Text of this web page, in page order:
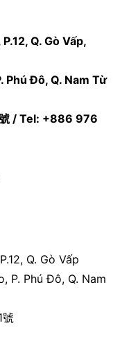
Q. Gò Vấp,
Phú Đô, Q. Nam Từ
/ Tel: +886 976
Q. Gò Vấp
P. Phú Đô, Q. Nam